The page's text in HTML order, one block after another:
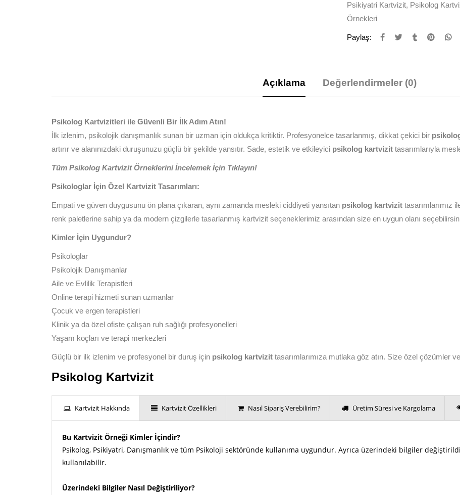
Psikiyatri Kartvizit, Psikolog
Örnekleri
Paylaş:
Açıklama Değerlendirmeler (0)
Psikolog Kartvizitleri ile Güvenli Bir İlk Adım Atın!
İlk izlenim, psikolojik danışmanlık sunan bir uzman için oldukça kritiktir. Profesyonelce tasarlanmış, dikkat çekici bir
artırır ve alanınızdaki duruşunuzu güçlü bir şekilde yansıtır. Sade, estetik ve etkileyici psikolog kartvizit tasarımlarıyla
Tüm Psikolog Kartvizit Örneklerini İncelemek İçin Tıklayın!
Psikologlar İçin Özel Kartvizit Tasarımları:
Empati ve güven duygusunu ön plana çıkaran, aynı zamanda mesleki ciddiyeti yansıtan psikolog kartvizit tasarımlarımız
renk paletlerine sahip ya da modern çizgilerle tasarlanmış kartvizit seçeneklerimiz arasından size en uygun olanı
Kimler İçin Uygundur?
Psikologlar
Psikolojik Danışmanlar
Aile ve Evlilik Terapistleri
Online terapi hizmeti sunan uzmanlar
Çocuk ve ergen terapistleri
Klinik ya da özel ofiste çalışan ruh sağlığı profesyonelleri
Yaşam koçları ve terapi merkezleri
Güçlü bir ilk izlenim ve profesyonel bir duruş için psikolog kartvizit tasarımlarımıza mutlaka göz atın. Size özel çözümler
Psikolog Kartvizit
Kartvizit Hakkında Kartvizit Özellikleri Nasıl Sipariş Verebilirim? Üretim Süresi ve Kargolama
Bu Kartvizit Örneği Kimler İçindir?
Psikolog, Psikiyatri, Danışmanlık ve tüm Psikoloji sektöründe kullanıma uygundur. Ayrıca üzerindeki bilgiler
kullanılabilir.
Üzerindeki Bilgiler Nasıl Değiştiriliyor?